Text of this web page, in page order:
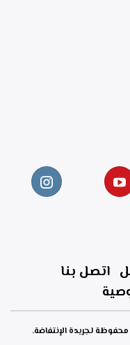
اتصل بنا